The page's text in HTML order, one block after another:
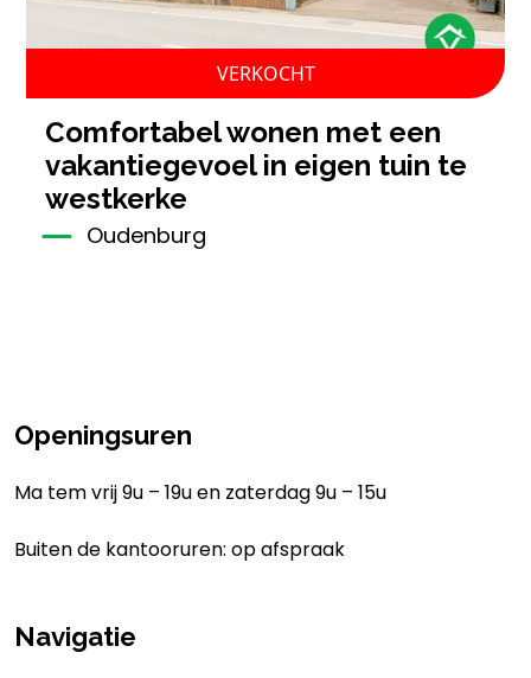
VERKOCHT
comfortabel wonen met een
vakantiegevoel in eigen tuin te
westkerke
Oudenburg
Openingsuren
Ma tem vrij 9u – 19u en zaterdag 9u – 15u
Buiten de kantooruren: op afspraak
Navigatie